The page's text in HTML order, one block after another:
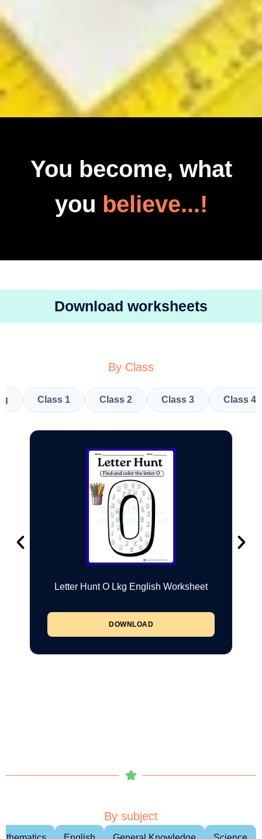
You become, what
you believe...!
Download worksheets
By Class
Class 1 Class 2 Class 3 Class 4
Letter Hunt O Lkg English Worksheet
DOWNLOAD
By subject